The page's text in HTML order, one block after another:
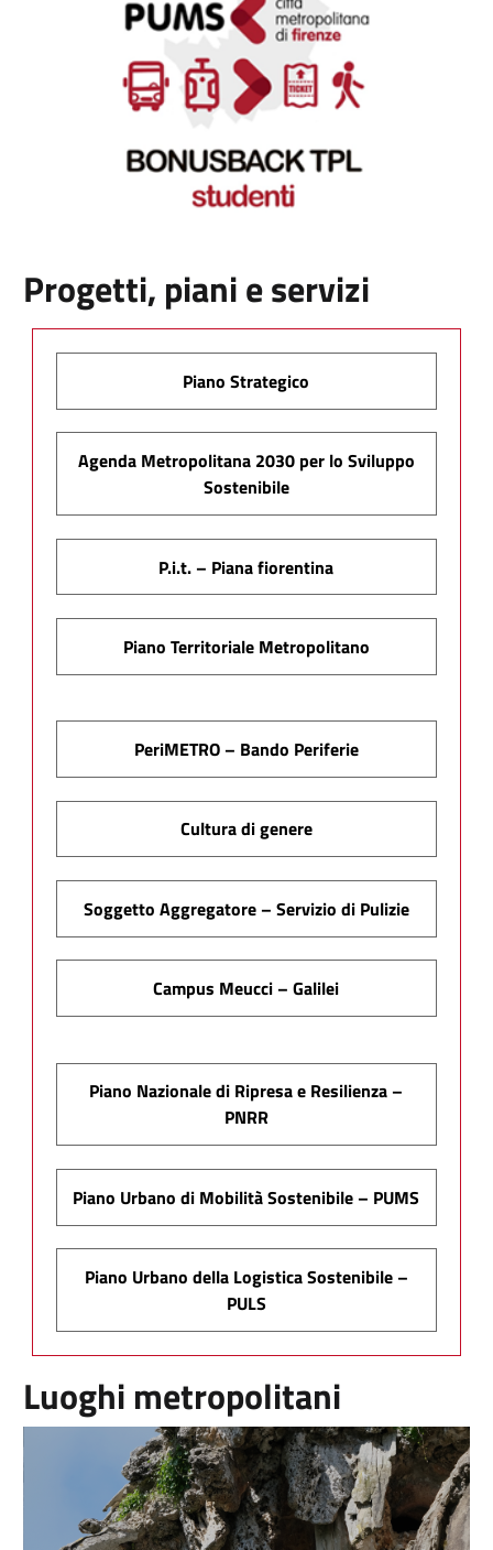
Progetti, piani e servizi
Piano Strategico
Agenda Metropolitana 2030 per lo Sviluppo
Sostenibile
P.i.t. – Piana fiorentina
Piano Territoriale Metropolitano
PeriMETRO – Bando Periferie
Cultura di genere
Soggetto Aggregatore – Servizio di Pulizie
Campus Meucci – Galilei
Piano Nazionale di Ripresa e Resilienza –
PNRR
Piano Urbano di Mobilità Sostenibile – PUMS
Piano Urbano della Logistica Sostenibile –
PULS
Luoghi metropolitani